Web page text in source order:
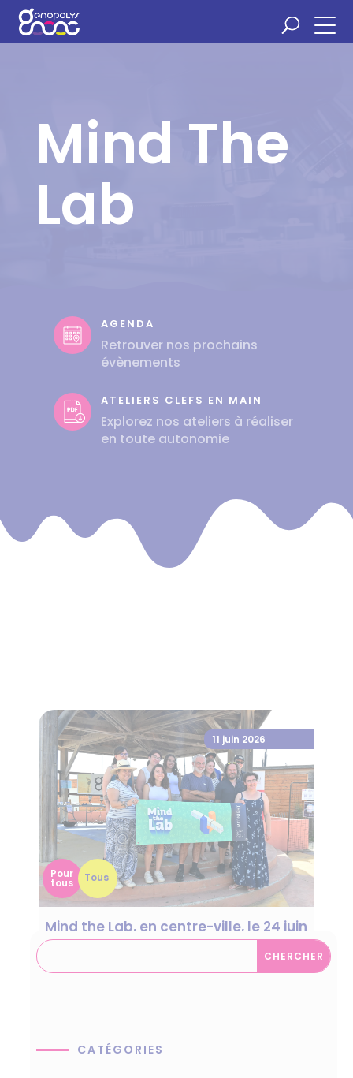
Mind The
Lab
AGENDA
Retrouver nos prochains
évènements
ATELIERS CLEFS EN MAIN
Explorez nos ateliers à réaliser
en toute autonomie
Mind the Lab, en centre-ville, le 24 juin
2026 !
11 juin 2026
Pour
tous Tous
CATÉGORIES
Panneau de gestion des cookies